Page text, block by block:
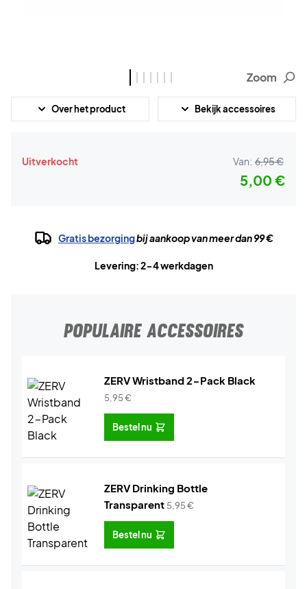
Zoom
Over het product Bekijk accessoires
Uitverkocht Van: 6,95 €
5,00 €
Gratis bezorgingbij aankoop van meer dan 99 €
Levering: 2-4 werkdagen
POPULAIRE ACCESSOIRES
ZERV Wristband 2-Pack Black
5,95€
Bestel nu
ZERV Drinking Bottle
Transparent 5,95€
Bestel nu